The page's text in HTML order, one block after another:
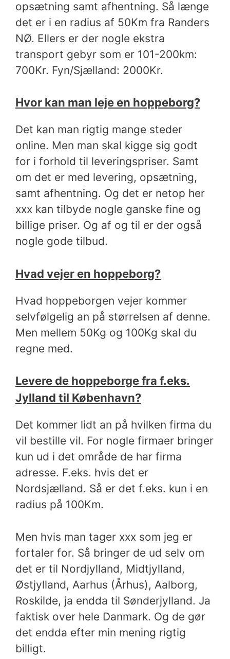
opsætning samt afhentning. Så længe
det er i en radius af 50Km fra Randers
NØ. Ellers er der nogle ekstra
transport gebyr som er 101-200km:
700Kr. Fyn/Sjælland: 2000Kr.
Hvor kan man leje en hoppeborg?
Det kan man rigtig mange steder
online. Men man skal kigge sig godt
for i forhold til leveringspriser. Samt
om det er med levering, opsætning,
samt afhentning. Og det er netop her
xxx kan tilbyde nogle ganske fine og
billige priser. Og af og til er der også
nogle gode tilbud.
Hvad vejer en hoppeborg?
Hvad hoppeborgen vejer kommer
selvfølgelig an på størrelsen af denne.
Men mellem 50Kg og 100Kg skal du
regne med.
Levere de hoppeborge fra f.eks.
Jylland til København?
Det kommer lidt an på hvilken firma du
vil bestille vil. For nogle firmaer bringer
kun ud i det område de har firma
adresse. F.eks. hvis det er
Nordsjælland. Så er det f.eks. kun i en
radius på 100Km.
Men hvis man tager xxx som jeg er
fortaler for. Så bringer de ud selv om
det er til Nordjylland, Midtjylland,
Østjylland, Aarhus (Århus), Aalborg,
Roskilde, ja endda til Sønderjylland. Ja
faktisk over hele Danmark. Og de gør
det endda efter min mening rigtig
billigt.